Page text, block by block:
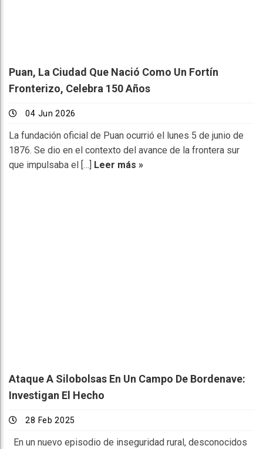
Puan, La Ciudad Que Nació Como Un Fortín
Fronterizo, Celebra 150 Años
04 Jun 2026
La fundación oficial de Puan ocurrió el lunes 5 de junio de
1876. Se dio en el contexto del avance de la frontera sur
que impulsaba el […] Leer más »
Ataque A Silobolsas En Un Campo De Bordenave:
Investigan El Hecho
28 Feb 2025
En un nuevo episodio de inseguridad rural, desconocidos